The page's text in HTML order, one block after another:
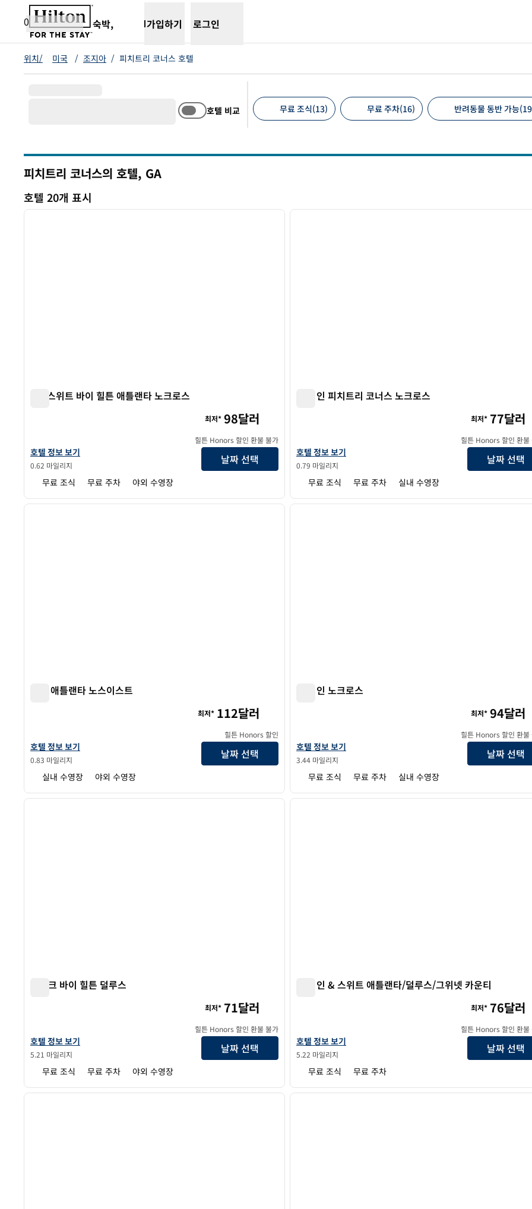
콘텐츠로 이동
0
숙박,
새 탭 열림
가입하기 로그인
위치/ 미국 / 조지아 / 피치트리 코너스 호텔
호텔 비교 무료 조식(13) 무료 주차(16) 반려동물 동반 가능
피치트리 코너스의 호텔, GA
호텔 20개 표시
호텔 20개 표시
1/12
다음 이미지
홈2 스위트 바이 힐튼 애틀랜타 노크로스
홈2 스위트 바이 힐튼 애틀랜타 노크로스의 호텔 정보 보기
호텔 정보 보기
0.62 마일리지
최저* 98달러
힐튼 Honors 할인 환불 불가
날짜 선택
무료 조식 무료 주차 야외 수영장
1/12
햄튼 인 피치트리 코너스 노크로스
햄튼 인 피치트리 코너스 노크로스의 호텔 정보 보기
호텔 정보 보기
0.79 마일리지
최저* 77달러
힐튼 Honors 할인 환불
날짜 선택
무료 조식 무료 주차 실내 수영장
1/12
1/12
다음 이미지
힐튼 애틀랜타 노스이스트
힐튼 애틀랜타 노스이스트의 호텔 정보 보기
호텔 정보 보기
0.83 마일리지
최저* 112달러
힐튼 Honors 할인
날짜 선택
실내 수영장 야외 수영장
1
1/12
햄튼 인 노크로스
햄튼 인 노크로스의 호텔 정보 보기
호텔 정보 보기
3.44 마일리지
최저* 94달러
힐튼 Honors 할인 환불
날짜 선택
무료 조식 무료 주차 실내 수영장
1/12
1/12
다음 이미지
스파크 바이 힐튼 덜루스
스파크 바이 힐튼 덜루스의 호텔 정보 보기
호텔 정보 보기
5.21 마일리지
최저* 71달러
힐튼 Honors 할인 환불 불가
날짜 선택
무료 조식 무료 주차 야외 수영장
1
1/12
햄튼 인 & 스위트 애틀랜타/덜루스/그위넷 카운티
햄튼 인 & 스위트 애틀랜타/덜루스/그위넷 카운티의 호텔 정보 보기
호텔 정보 보기
5.22 마일리지
최저* 76달러
힐튼 Honors 할인 환불
날짜 선택
무료 조식 무료 주차
1/12
1/12
다음 이미지
1
1/12